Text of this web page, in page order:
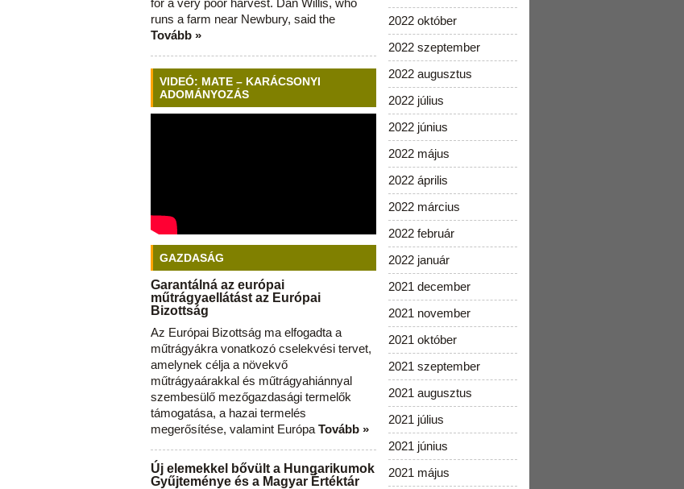
for a very poor harvest. Dan Willis, who
runs a farm near Newbury, said the
Tovább »
VIDEÓ: MATE – KARÁCSONYI
ADOMÁNYOZÁS
GAZDASÁG
Garantálná az európai
műtrágyaellátást az Európai
Bizottság
Az Európai Bizottság ma elfogadta a
műtrágyákra vonatkozó cselekvési tervet,
amelynek célja a növekvő
műtrágyaárakkal és műtrágyahiánnyal
szembesülő mezőgazdasági termelők
támogatása, a hazai termelés
megerősítése, valamint Európa Tovább »
Új elemekkel bővült a Hungarikumok
Gyűjteménye és a Magyar Értéktár
2022 október
2022 szeptember
2022 augusztus
2022 július
2022 június
2022 május
2022 április
2022 március
2022 február
2022 január
2021 december
2021 november
2021 október
2021 szeptember
2021 augusztus
2021 július
2021 június
2021 május